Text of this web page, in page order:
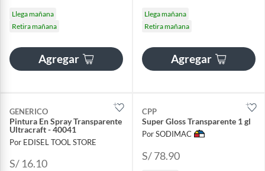
Llega mañana
Retira mañana
Agregar
Llega mañana
Retira mañana
Agregar
GENERICO
Pintura En Spray Transparente
Ultracraft - 40041
Por EDISEL TOOL STORE
S/ 16.10
CPP
Super Gloss Transparente 1 gl
Por SODIMAC
S/ 78.90